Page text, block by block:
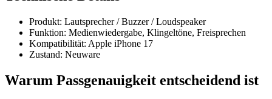
Produkt: Lautsprecher / Buzzer / Loudspeaker
Funktion: Medienwiedergabe, Klingeltöne, Freisprechen
Kompatibilität: Apple iPhone 17
Zustand: Neuware
Warum Passgenauigkeit entscheidend ist